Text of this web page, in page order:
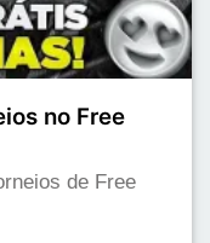
no Free
de Free